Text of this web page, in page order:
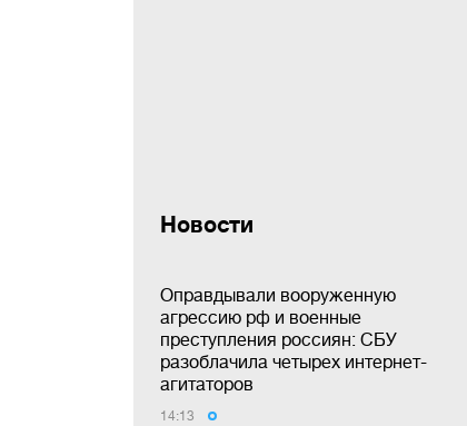
Новости
Оправдывали вооруженную
агрессию рф и военные
преступления россиян: СБУ
разоблачила четырех интернет-
агитаторов
14:13